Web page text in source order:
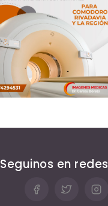
Seguinos en redes